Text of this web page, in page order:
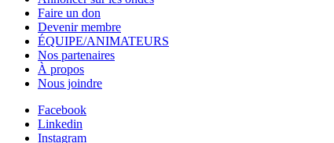
Faire un don
Devenir membre
ÉQUIPE/ANIMATEURS
Nos partenaires
À propos
Nous joindre
Facebook
Linkedin
Instagram